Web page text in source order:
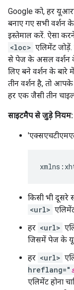
Google को, हर
बनाए गए सभी वर्शन
इस्तेमाल करें. ऐसा
<loc> एलिमेंट जोड़ें.
से पेज के असल वर्शन
लिए बने वर्शन के
तीन वर्शन है, तो
हर एक जैसी तीन चाइल्ड
साइटमैप से जुड़े नियम:
किसी भी
<url>
हर <url>
जिसमें पेज के
हर <url>
hreflang="
एलिमेंट होना